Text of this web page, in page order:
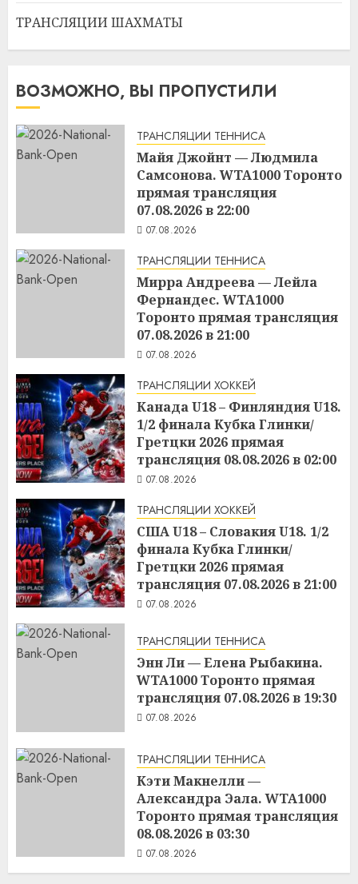
ТРАНСЛЯЦИИ ШАХМАТЫ
ВОЗМОЖНО, ВЫ ПРОПУСТИЛИ
ТРАНСЛЯЦИИ ТЕННИСА
Майя Джойнт — Людмила
Самсонова. WTA1000 Торонто
прямая трансляция
07.08.2026 в 22:00
07.08.2026
ТРАНСЛЯЦИИ ТЕННИСА
Мирра Андреева — Лейла
Фернандес. WTA1000
Торонто прямая трансляция
07.08.2026 в 21:00
07.08.2026
ТРАНСЛЯЦИИ ХОККЕЙ
Канада U18 – Финляндия U18.
1/2 финала Кубка Глинки/
Гретцки 2026 прямая
трансляция 08.08.2026 в 02:00
07.08.2026
ТРАНСЛЯЦИИ ХОККЕЙ
США U18 – Словакия U18. 1/2
финала Кубка Глинки/
Гретцки 2026 прямая
трансляция 07.08.2026 в 21:00
07.08.2026
ТРАНСЛЯЦИИ ТЕННИСА
Энн Ли — Елена Рыбакина.
WTA1000 Торонто прямая
трансляция 07.08.2026 в 19:30
07.08.2026
ТРАНСЛЯЦИИ ТЕННИСА
Кэти Макнелли —
Александра Эала. WTA1000
Торонто прямая трансляция
08.08.2026 в 03:30
07.08.2026